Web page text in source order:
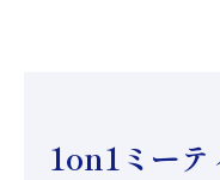
1on1ミーテ